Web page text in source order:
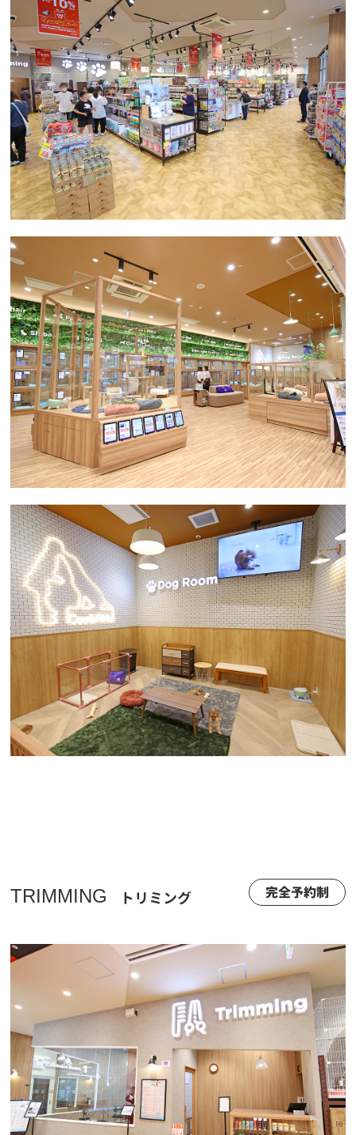
TRIMMING トリミング 完全予約制